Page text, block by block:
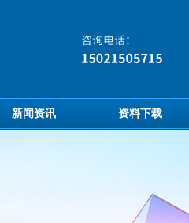
新闻资讯 资料下载